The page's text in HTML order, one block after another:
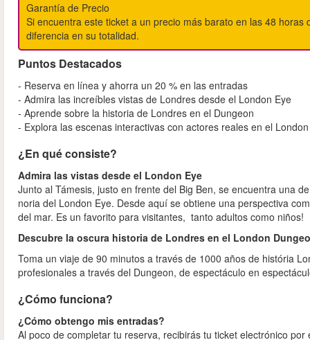
Garantía de Precio
Si encuentra este ticket a un precio más barato en las 48
diferencia en su totalidad.
Puntos Destacados
- Reserva en línea y ahorra un 20 % en las entradas
- Admira las increíbles vistas de Londres desde el London Eye
- Aprende sobre la historia de Londres en el Dungeon
- Explora las escenas interactivas con actores reales en el
¿En qué consiste?
Admira las vistas desde el London Eye
Junto al Támesis, justo en frente del Big Ben, se encuentra una
noria del London Eye. Desde aquí se obtiene una perspectiva
del mar. Es un favorito para visitantes, tanto adultos como niños!
Descubre la oscura historia de Londres en el London
Toma un viaje de 90 minutos a través de 1000 años de história
profesionales a través del Dungeon, de espectáculo en
¿Cómo funciona?
¿Cómo obtengo mis entradas?
Al poco de completar tu reserva, recibirás tu ticket electrónico